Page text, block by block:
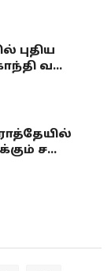
புதிய
வ...
ச...